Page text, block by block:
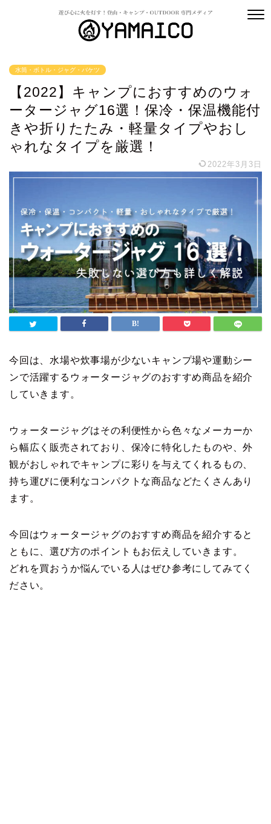
水筒・ボトル・ジャグ・バケツ
【2022】キャンプにおすすめのウォ
ータージャグ16選！保冷・保温機能付
きや折りたたみ・軽量タイプやおし
ゃれなタイプを厳選！
2022年3月3日
今回は、水場や炊事場が少ないキャンプ場や運動シー
ンで活躍するウォータージャグのおすすめ商品を紹介
していきます。
ウォータージャグはその利便性から色々なメーカーか
ら幅広く販売されており、保冷に特化したものや、外
観がおしゃれでキャンプに彩りを与えてくれるもの、
持ち運びに便利なコンパクトな商品などたくさんあり
ます。
今回はウォータージャグのおすすめ商品を紹介すると
ともに、選び方のポイントもお伝えしていきます。
どれを買おうか悩んでいる人はぜひ参考にしてみてく
ださい。